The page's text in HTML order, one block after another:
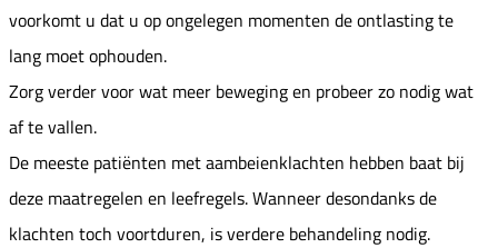
voorkomt u dat u op ongelegen momenten de ontlasting te
lang moet ophouden.
Zorg verder voor wat meer beweging en probeer zo nodig wat
af te vallen.
De meeste patiënten met aambeienklachten hebben baat bij
deze maatregelen en leefregels. Wanneer desondanks de
klachten toch voortduren, is verdere behandeling nodig.